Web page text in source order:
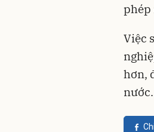
phép
Việc
hơn,
nước.